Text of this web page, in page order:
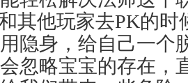
其他玩家去PK的时
隐身，给自己一个
忽略宝宝的存在，